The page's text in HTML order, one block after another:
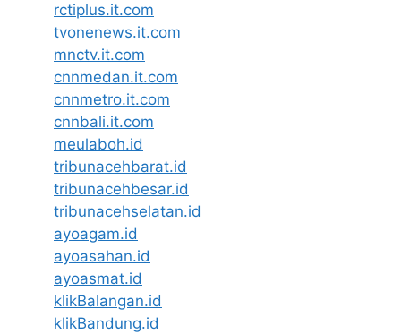
rctiplus.it.com
tvonenews.it.com
mnctv.it.com
cnnmedan.it.com
cnnmetro.it.com
cnnbali.it.com
meulaboh.id
tribunacehbarat.id
tribunacehbesar.id
tribunacehselatan.id
ayoagam.id
ayoasahan.id
ayoasmat.id
klikBalangan.id
klikBandung.id